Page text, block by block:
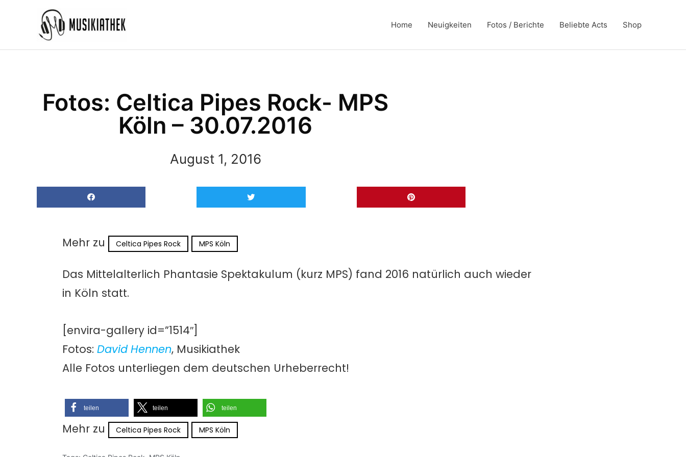
Home Neuigkeiten Fotos / Berichte Beliebte Acts Shop
Fotos: Celtica Pipes Rock- MPS
Köln – 30.07.2016
August 1, 2016
Mehr zu Celtica Pipes Rock MPS Köln
Das Mittelalterlich Phantasie Spektakulum (kurz MPS) fand 2016 natürlich auch wieder
in Köln statt.
[envira-gallery id=”1514″]
Fotos: David Hennen, Musikiathek
Alle Fotos unterliegen dem deutschen Urheberrecht!
teilen teilen teilen
Mehr zu Celtica Pipes Rock MPS Köln